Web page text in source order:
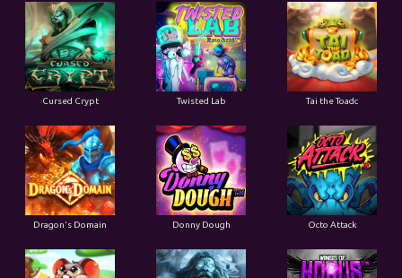
Cursed Crypt Twisted Lab Tai the Toadc
Dragon's Domain Donny Dough Octo Attack